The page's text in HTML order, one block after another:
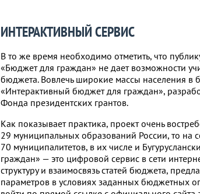
ИНТЕРАКТИВНЫЙ СЕРВИС
В то же время необходимо отметить, что
«Бюджет для граждан» не дает возможности
бюджета. Вовлечь широкие массы населения
«Интерактивный бюджет для граждан»,
Фонда президентских грантов.
Как показывает практика, проект очень
29 муниципальных образований России, то на
70 муниципалитетов, в их числе и
граждан» — это цифровой сервис в сети
структуру и взаимосвязь статей бюджета,
параметров в условиях заданных бюджетных